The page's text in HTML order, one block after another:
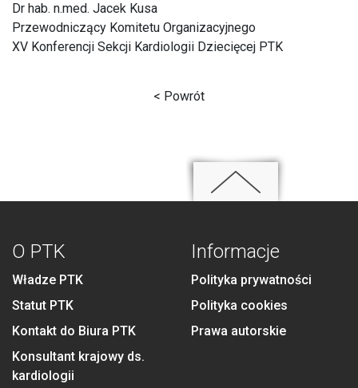
Dr hab. n.med. Jacek Kusa
Przewodniczący Komitetu Organizacyjnego
XV Konferencji Sekcji Kardiologii Dziecięcej PTK
< Powrót
O PTK
Władze PTK
Statut PTK
Kontakt do Biura PTK
Konsultant krajowy ds.
kardiologii
Informacje
Polityka prywatności
Polityka cookies
Prawa autorskie